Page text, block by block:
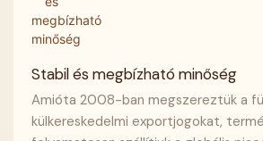
Stabil és megbízható minőség
Amióta 2008-ban megszereztük a
külkereskedelmi exportjogokat,